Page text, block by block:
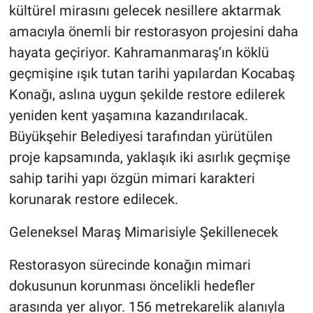
kültürel mirasını gelecek nesillere aktarmak
amacıyla önemli bir restorasyon projesini daha
hayata geçiriyor. Kahramanmaraş’ın köklü
geçmişine ışık tutan tarihi yapılardan Kocabaş
Konağı, aslına uygun şekilde restore edilerek
yeniden kent yaşamına kazandırılacak.
Büyükşehir Belediyesi tarafından yürütülen
proje kapsamında, yaklaşık iki asırlık geçmişe
sahip tarihi yapı özgün mimari karakteri
korunarak restore edilecek.
Geleneksel Maraş Mimarisiyle Şekillenecek
Restorasyon sürecinde konağın mimari
dokusunun korunması öncelikli hedefler
arasında yer alıyor. 156 metrekarelik alanıyla